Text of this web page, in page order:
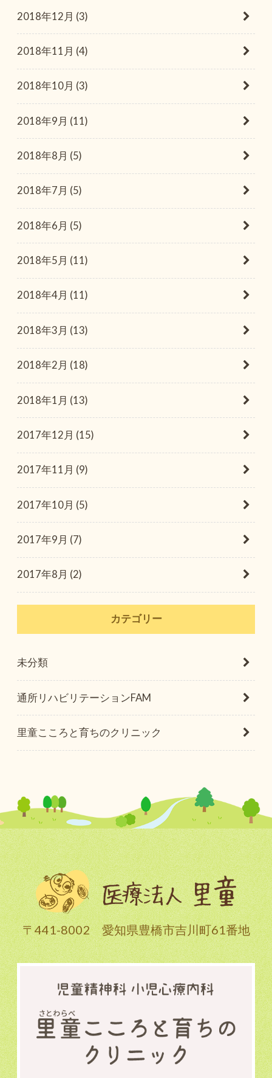
2018年12月 (3)
2018年11月 (4)
2018年10月 (3)
2018年9月 (11)
2018年8月 (5)
2018年7月 (5)
2018年6月 (5)
2018年5月 (11)
2018年4月 (11)
2018年3月 (13)
2018年2月 (18)
2018年1月 (13)
2017年12月 (15)
2017年11月 (9)
2017年10月 (5)
2017年9月 (7)
2017年8月 (2)
カテゴリー
未分類
通所リハビリテーションFAM
里童こころと育ちのクリニック
〒441-8002 愛知県豊橋市吉川町61番地